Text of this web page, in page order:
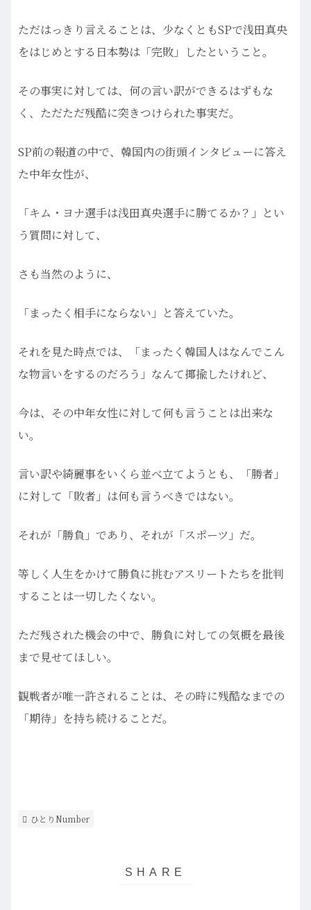
ただはっきり言えることは、少なくともSPで浅田真央
をはじめとする日本勢は「完敗」したということ。
その事実に対しては、何の言い訳ができるはずもな
く、ただただ残酷に突きつけられた事実だ。
SP前の報道の中で、韓国内の街頭インタビューに答え
た中年女性が、
「キム・ヨナ選手は浅田真央選手に勝てるか？」とい
う質問に対して、
さも当然のように、
「まったく相手にならない」と答えていた。
それを見た時点では、「まったく韓国人はなんでこん
な物言いをするのだろう」なんて揶揄したけれど、
今は、その中年女性に対して何も言うことは出来な
い。
言い訳や綺麗事をいくら並べ立てようとも、「勝者」
に対して「敗者」は何も言うべきではない。
それが「勝負」であり、それが「スポーツ」だ。
等しく人生をかけて勝負に挑むアスリートたちを批判
することは一切したくない。
ただ残された機会の中で、勝負に対しての気概を最後
まで見せてほしい。
観戦者が唯一許されることは、その時に残酷なまでの
「期待」を持ち続けることだ。
ひとりNumber